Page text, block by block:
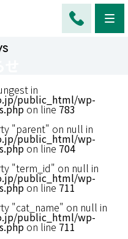
in
public_html/wp-
on line 783
"parent" on null in
public_html/wp-
on line 704
"term_id" on null in
public_html/wp-
on line 711
"cat_name" on null in
public_html/wp-
on line 711